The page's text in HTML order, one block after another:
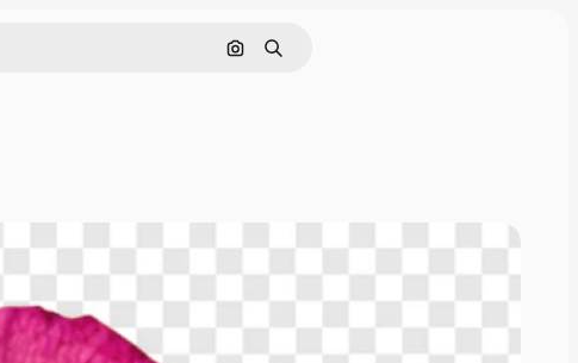
Поиск по изображению
Поиск